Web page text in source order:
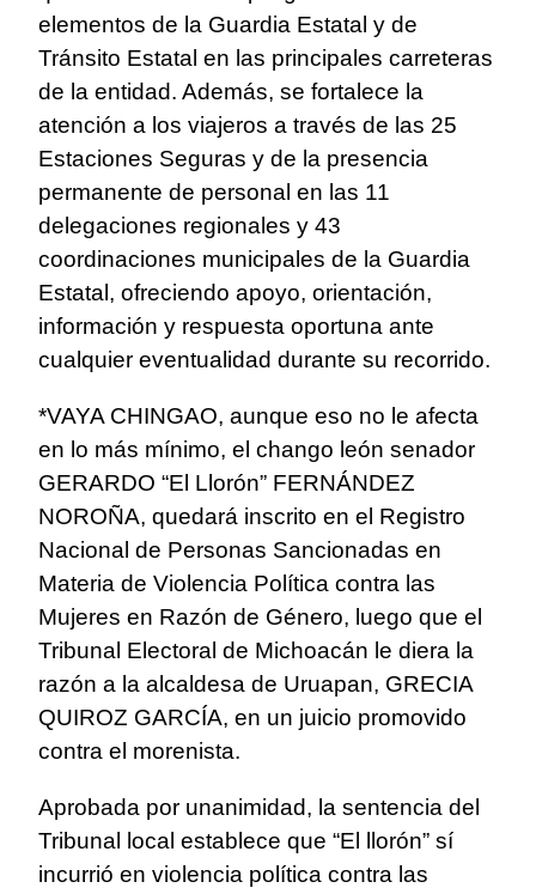
elementos de la Guardia Estatal y de
Tránsito Estatal en las principales carreteras
de la entidad. Además, se fortalece la
atención a los viajeros a través de las 25
Estaciones Seguras y de la presencia
permanente de personal en las 11
delegaciones regionales y 43
coordinaciones municipales de la Guardia
Estatal, ofreciendo apoyo, orientación,
información y respuesta oportuna ante
cualquier eventualidad durante su recorrido.
*VAYA CHINGAO, aunque eso no le afecta
en lo más mínimo, el chango león senador
GERARDO “El Llorón” FERNÁNDEZ
NOROÑA, quedará inscrito en el Registro
Nacional de Personas Sancionadas en
Materia de Violencia Política contra las
Mujeres en Razón de Género, luego que el
Tribunal Electoral de Michoacán le diera la
razón a la alcaldesa de Uruapan, GRECIA
QUIROZ GARCÍA, en un juicio promovido
contra el morenista.
Aprobada por unanimidad, la sentencia del
Tribunal local establece que “El llorón” sí
incurrió en violencia política contra las